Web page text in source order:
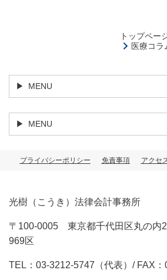
トップペー
医療コラ
MENU
MENU
プライバシーポリシー 免責事項 アクセ
光樹（こうき）法律会計事務所
〒100-0005 東京都千代田区丸の
969区
TEL：03-3212-5747（代表）/ FAX